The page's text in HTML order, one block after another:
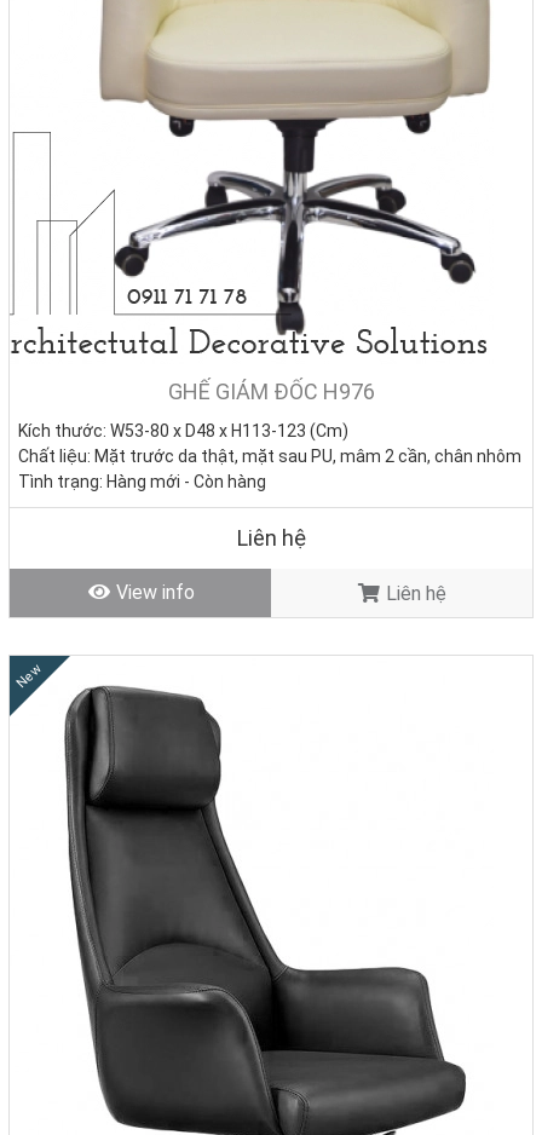
GHẾ GIÁM ĐỐC H976
Kích thước: W53-80 x D48 x H113-123 (Cm)
Chất liệu: Mặt trước da thật, mặt sau PU, mâm 2 cần, chân nhôm
Tình trạng: Hàng mới - Còn hàng
Liên hệ
View info Liên hệ
New